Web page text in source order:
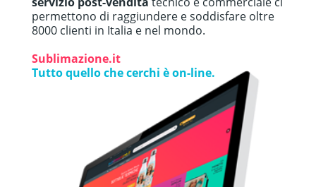
permettono di raggiundere e soddisfare oltre
8000 clienti in Italia e nel mondo.
Sublimazione.it
Tutto quello che cerchi è on-line.